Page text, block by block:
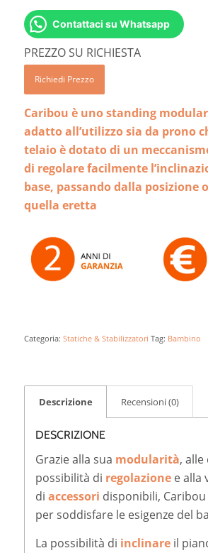
Contattaci su Whatsapp
PREZZO SU RICHIESTA
Richiedi Prezzo
Caribou è uno standing
adatto all’utilizzo sia da prono
telaio è dotato di un
di regolare facilmente
base, passando dalla posizione
quella eretta
Categoria: Statiche & Stabilizzatori Tag: Bambino
Descrizione Recensioni (0)
DESCRIZIONE
Grazie alla sua modularità, alle
possibilità di regolazionee alla
di accessori disponibili,
per soddisfare le esigenze del
La possibilità di inclinareil